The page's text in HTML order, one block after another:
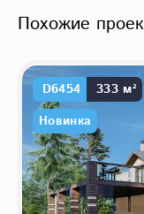
Похожие
D6454
333 м²
Новинка